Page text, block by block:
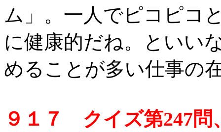
ム」。一人でピコピコ
に健康的だね。といい
めることが多い仕事の
９１７ クイズ第247問